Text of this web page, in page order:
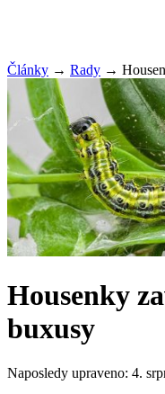
Články → Rady →
Housenky
buxusy
Naposledy upraveno: 4.